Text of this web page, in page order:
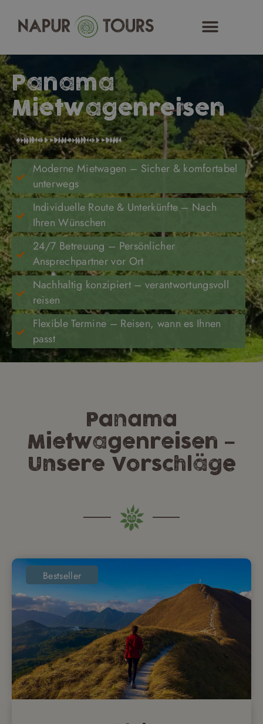
Inhalt
Panama
Mietwagenreisen
Moderne Mietwagen – Sicher & komfortabel
unterwegs
Individuelle Route & Unterkünfte – Nach
Ihren Wünschen
24/7 Betreuung – Persönlicher
Ansprechpartner vor Ort
Nachhaltig konzipiert – verantwortungsvoll
reisen
Flexible Termine – Reisen, wann es Ihnen
passt
Panama
Mietwagenreisen –
Unsere Vorschläge
Bestseller